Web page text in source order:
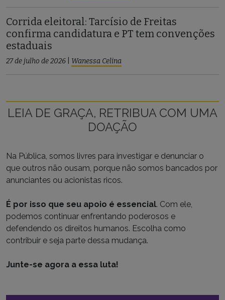
Corrida eleitoral: Tarcísio de Freitas
confirma candidatura e PT tem convenções
estaduais
27 de julho de 2026 Wanessa Celina
LEIA DE GRAÇA, RETRIBUA COM UMA
DOAÇÃO
Na Pública, somos livres para investigar e denunciar o
que outros não ousam, porque não somos bancados por
anunciantes ou acionistas ricos.
É por isso que seu apoio é essencial. Com ele,
podemos continuar enfrentando poderosos e
defendendo os direitos humanos. Escolha como
contribuir e seja parte dessa mudança.
Junte-se agora a essa luta!